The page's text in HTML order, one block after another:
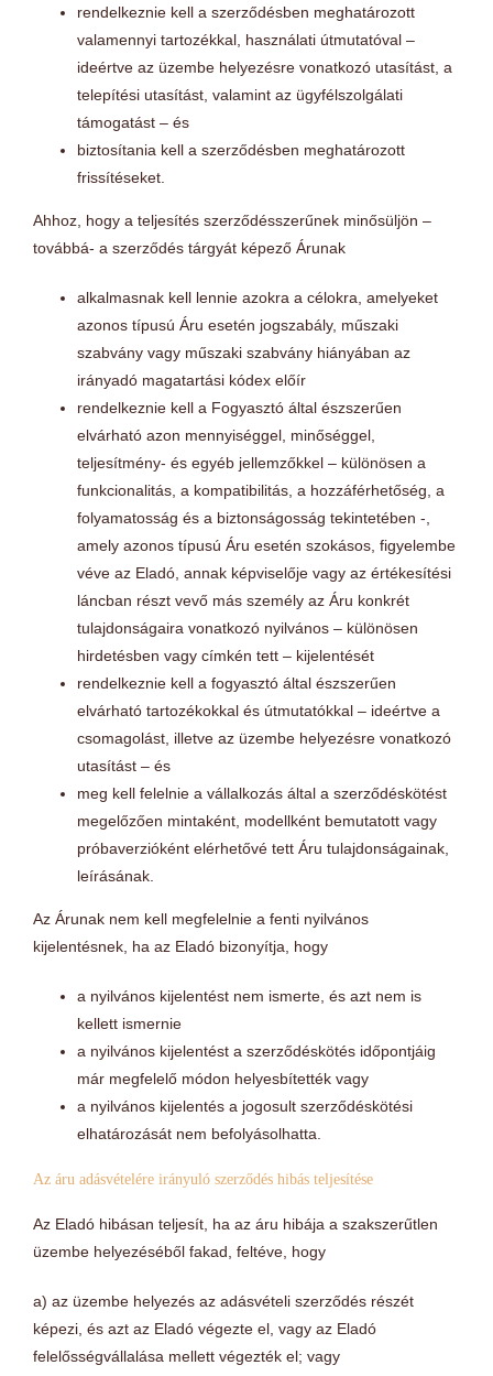
rendelkeznie kell a szerződésben meghatározott
valamennyi tartozékkal, használati útmutatóval –
ideértve az üzembe helyezésre vonatkozó utasítást, a
telepítési utasítást, valamint az ügyfélszolgálati
támogatást – és
biztosítania kell a szerződésben meghatározott
frissítéseket.
Ahhoz, hogy a teljesítés szerződésszerűnek minősüljön –
továbbá- a szerződés tárgyát képező Árunak
alkalmasnak kell lennie azokra a célokra, amelyeket
azonos típusú Áru esetén jogszabály, műszaki
szabvány vagy műszaki szabvány hiányában az
irányadó magatartási kódex előír
rendelkeznie kell a Fogyasztó által észszerűen
elvárható azon mennyiséggel, minőséggel,
teljesítmény- és egyéb jellemzőkkel – különösen a
funkcionalitás, a kompatibilitás, a hozzáférhetőség, a
folyamatosság és a biztonságosság tekintetében -,
amely azonos típusú Áru esetén szokásos, figyelembe
véve az Eladó, annak képviselője vagy az értékesítési
láncban részt vevő más személy az Áru konkrét
tulajdonságaira vonatkozó nyilvános – különösen
hirdetésben vagy címkén tett – kijelentését
rendelkeznie kell a fogyasztó által észszerűen
elvárható tartozékokkal és útmutatókkal – ideértve a
csomagolást, illetve az üzembe helyezésre vonatkozó
utasítást – és
meg kell felelnie a vállalkozás által a szerződéskötést
megelőzően mintaként, modellként bemutatott vagy
próbaverzióként elérhetővé tett Áru tulajdonságainak,
leírásának.
Az Árunak nem kell megfelelnie a fenti nyilvános
kijelentésnek, ha az Eladó bizonyítja, hogy
a nyilvános kijelentést nem ismerte, és azt nem is
kellett ismernie
a nyilvános kijelentést a szerződéskötés időpontjáig
már megfelelő módon helyesbítették vagy
a nyilvános kijelentés a jogosult szerződéskötési
elhatározását nem befolyásolhatta.
Az áru adásvételére irányuló szerződés hibás teljesítése
Az Eladó hibásan teljesít, ha az áru hibája a szakszerűtlen
üzembe helyezéséből fakad, feltéve, hogy
a) az üzembe helyezés az adásvételi szerződés részét
képezi, és azt az Eladó végezte el, vagy az Eladó
felelősségvállalása mellett végezték el; vagy